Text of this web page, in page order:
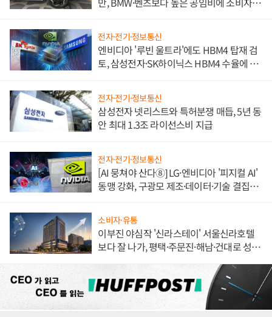
전자·전기·정보통신
엔비디아 '루빈 울트라'에도 HBM4 탑재 검
토, 삼성전자·SK하이닉스 HBM4 수율에 주
전자·전기·정보통신
삼성전자 넷리스트와 특허분쟁 매듭, 5년 동
안 최대 1.3조 라이선스비 지급
전자·전기·정보통신
[AI 뭉쳐야 산다⑧] LG·엔비디아 '피지컬 AI'
동맹 강화, 구광모 제조·데이터·기술 결집
소비자·유통
이부진 야심작 '신라스테이' 서울신라호텔
보다 잘 나가, 평택·주문진·해남·건대로 성